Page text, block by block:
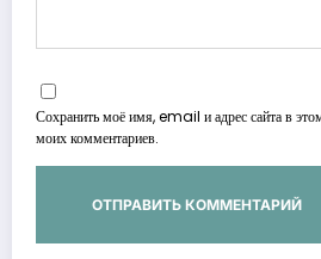
Сохранить моё имя, email и адрес сайта в
моих комментариев.